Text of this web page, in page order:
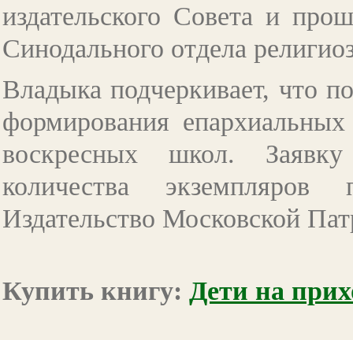
издательского Совета и
Синодального отдела
Владыка подчеркивает, что
формирования
воскресных школ.
количества
Издательство Московской
Купить книгу: Дети на